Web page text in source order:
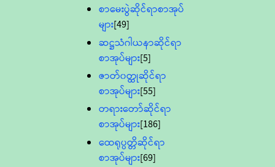
စာမေးပွဲဆိုင်ရာစာအုပ်
များ[49]
ဆဋ္ဌသံဂါယနာဆိုင်ရာ
စာအုပ်များ[5]
ဇာတ်၀တ္ထုဆိုင်ရာ
စာအုပ်များ[55]
တရားတော်ဆိုင်ရာ
စာအုပ်များ[186]
ထေရုပ္ပတ္တိဆိုင်ရာ
စာအုပ်များ[69]